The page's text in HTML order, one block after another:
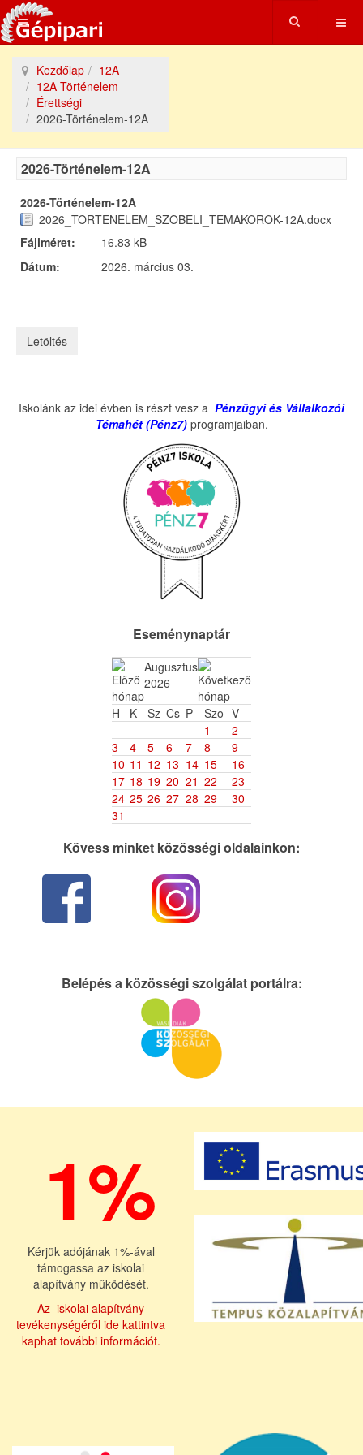
Kezdőlap
12A
12A Történelem
Érettségi
2026-Történelem-12A
2026-Történelem-12A
2026-Történelem-12A
2026_TORTENELEM_SZOBELI_TEMAKOROK-12A.docx
Fájlméret:
16.83 kB
Dátum:
2026. március 03.
Iskolánk az idei évben is részt vesz a Pénzügyi és Vállalkozói
Témahét (Pénz7)programjaiban.
Eseménynaptár
Augusztus
2026
H
K Sz Cs P Szo V
1
2
3
4 5 6 7 8
9
10 11 12 13 14 15
16
17 18 19 20 21 22
23
24 25 26 27 28 29
30
31
Kövess minket közösségi oldalainkon:
Belépés a közösségi szolgálat portálra:
1%
Kérjük adójának 1%-ával
támogassa az iskolai
alapítvány működését.
Az iskolai alapítvány
tevékenységéről ide kattintva
kaphat további információt.